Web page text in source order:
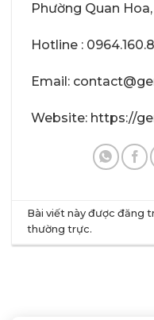
Phường Quan
Hotline :
Email:
Website: https://
Bài viết này được đăng
thường trực.